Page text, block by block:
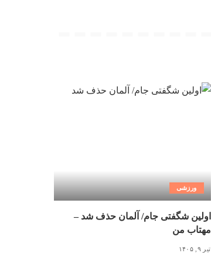
ورزشی
اولین شگفتی جام/ آلمان حذف شد –
مهتاب من
تیر ۹, ۱۴۰۵